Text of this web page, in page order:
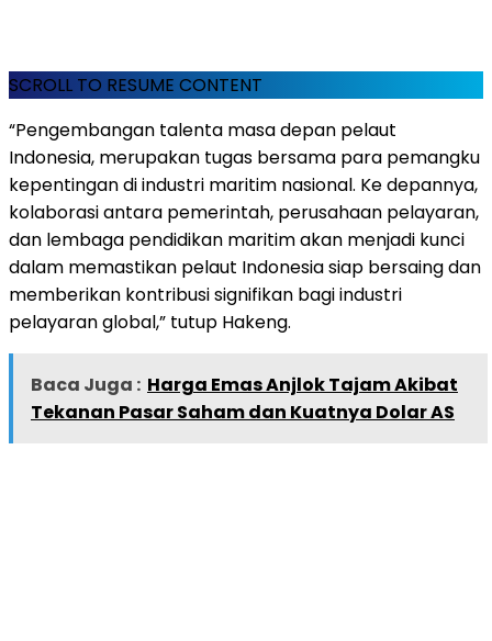
SCROLL TO RESUME CONTENT
“Pengembangan talenta masa depan pelaut
Indonesia, merupakan tugas bersama para pemangku
kepentingan di industri maritim nasional. Ke depannya,
kolaborasi antara pemerintah, perusahaan pelayaran,
dan lembaga pendidikan maritim akan menjadi kunci
dalam memastikan pelaut Indonesia siap bersaing dan
memberikan kontribusi signifikan bagi industri
pelayaran global,” tutup Hakeng.
Baca Juga : Harga Emas Anjlok Tajam Akibat
Tekanan Pasar Saham dan Kuatnya Dolar AS